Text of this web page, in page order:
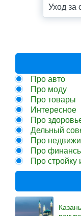
Уход за
Про авто
Про моду
Про товары
Интересное
Про
Дельный
Про
Про
Про стройку